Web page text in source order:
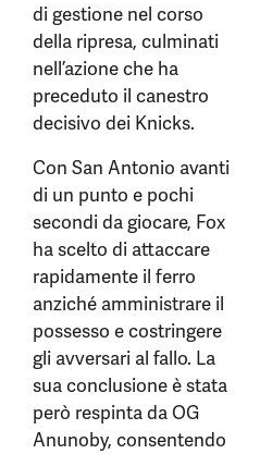
di gestione nel corso
della ripresa, culminati
nell’azione che ha
preceduto il canestro
decisivo dei Knicks.
Con San Antonio avanti
di un punto e pochi
secondi da giocare, Fox
ha scelto di attaccare
rapidamente il ferro
anziché amministrare il
possesso e costringere
gli avversari al fallo. La
sua conclusione è stata
però respinta da OG
Anunoby, consentendo